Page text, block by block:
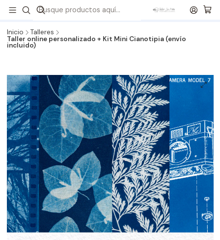
¡Revisa todos nuestros formatos de Kits! 💙Envíos a todo
Chile
🇨🇱 🚚 📦
Inicio
Talleres
Taller online personalizado + Kit Mini Cianotipia (envío
incluido)